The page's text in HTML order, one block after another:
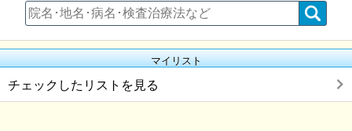
マイリスト
チェックしたリストを見る